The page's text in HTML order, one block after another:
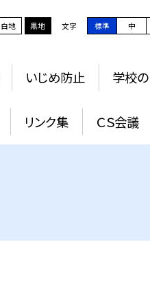
白地 黒地 文字 標準 中
いじめ防止 学校
リンク集 ＣＳ会議